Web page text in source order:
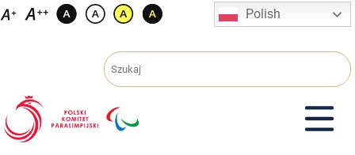
Przejdź
Polish